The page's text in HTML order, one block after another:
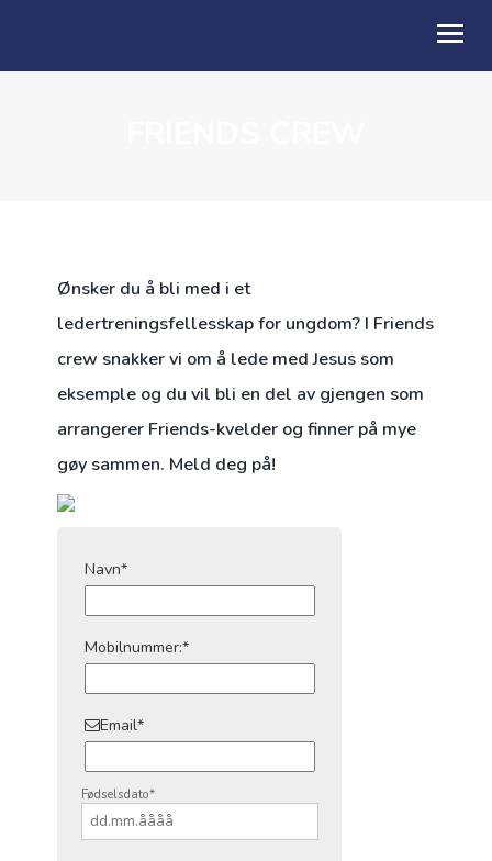
TALER
UTLEIE
Ønsker du å bli med i et
ledertreningsfellesskap for ungdom? I Friends
crew snakker vi om å lede med Jesus som
eksemple og du vil bli en del av gjengen som
arrangerer Friends-kvelder og finner på mye
gøy sammen. Meld deg på!
Navn*
Mobilnummer:*
Email*
Fødselsdato*